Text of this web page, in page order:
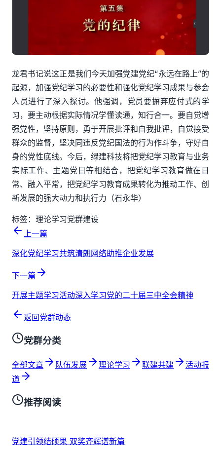
龙君书记说这正是我们今天加强党建党纪“永远在路上”的
起源， 加强党纪学习的必要性和强化党纪学习成果与参会
人员进行了深入探讨。 他强调 ，党员要摒弃应付式的学
习，要主动根据实际情况学懂读通，知行合一。要自觉增
强党性，坚持原则，勇于开展批评和自我批评，自觉接受
群众的监督，坚决同违反党纪国法的行为作斗争，守好自
身的党性底线。 今后，绿建科技将把党纪学习教育与业务
实际工作、主题党日等相结合，把党纪学习教育做在日
常、融入平常，把党纪学习教育成果转化为推动工作、创
新发展的强大动力和执行力 （石永华）
标签： 理论学习党群建设
上一篇
深化党纪学习共筑清朗网络助推企业发展
下一篇
开展主题学习活动深入学习党的二十届三中全会精神
返回党群动态
党群分类
全部文章 队伍发展 理论学习 联建共建
活动报
道
推荐阅读
党建引领结硕果 双奖齐辉谱新篇